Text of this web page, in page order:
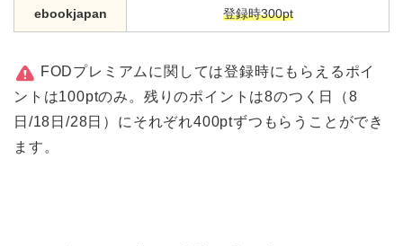
ebookjapan 登録時300pt
FODプレミアムに関しては登録時にもらえるポイ
ントは100ptのみ。残りのポイントは8のつく日（8
日/18日/28日）にそれぞれ400ptずつもらうことができ
ます。